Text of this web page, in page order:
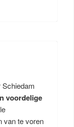
voordelige
van te voren